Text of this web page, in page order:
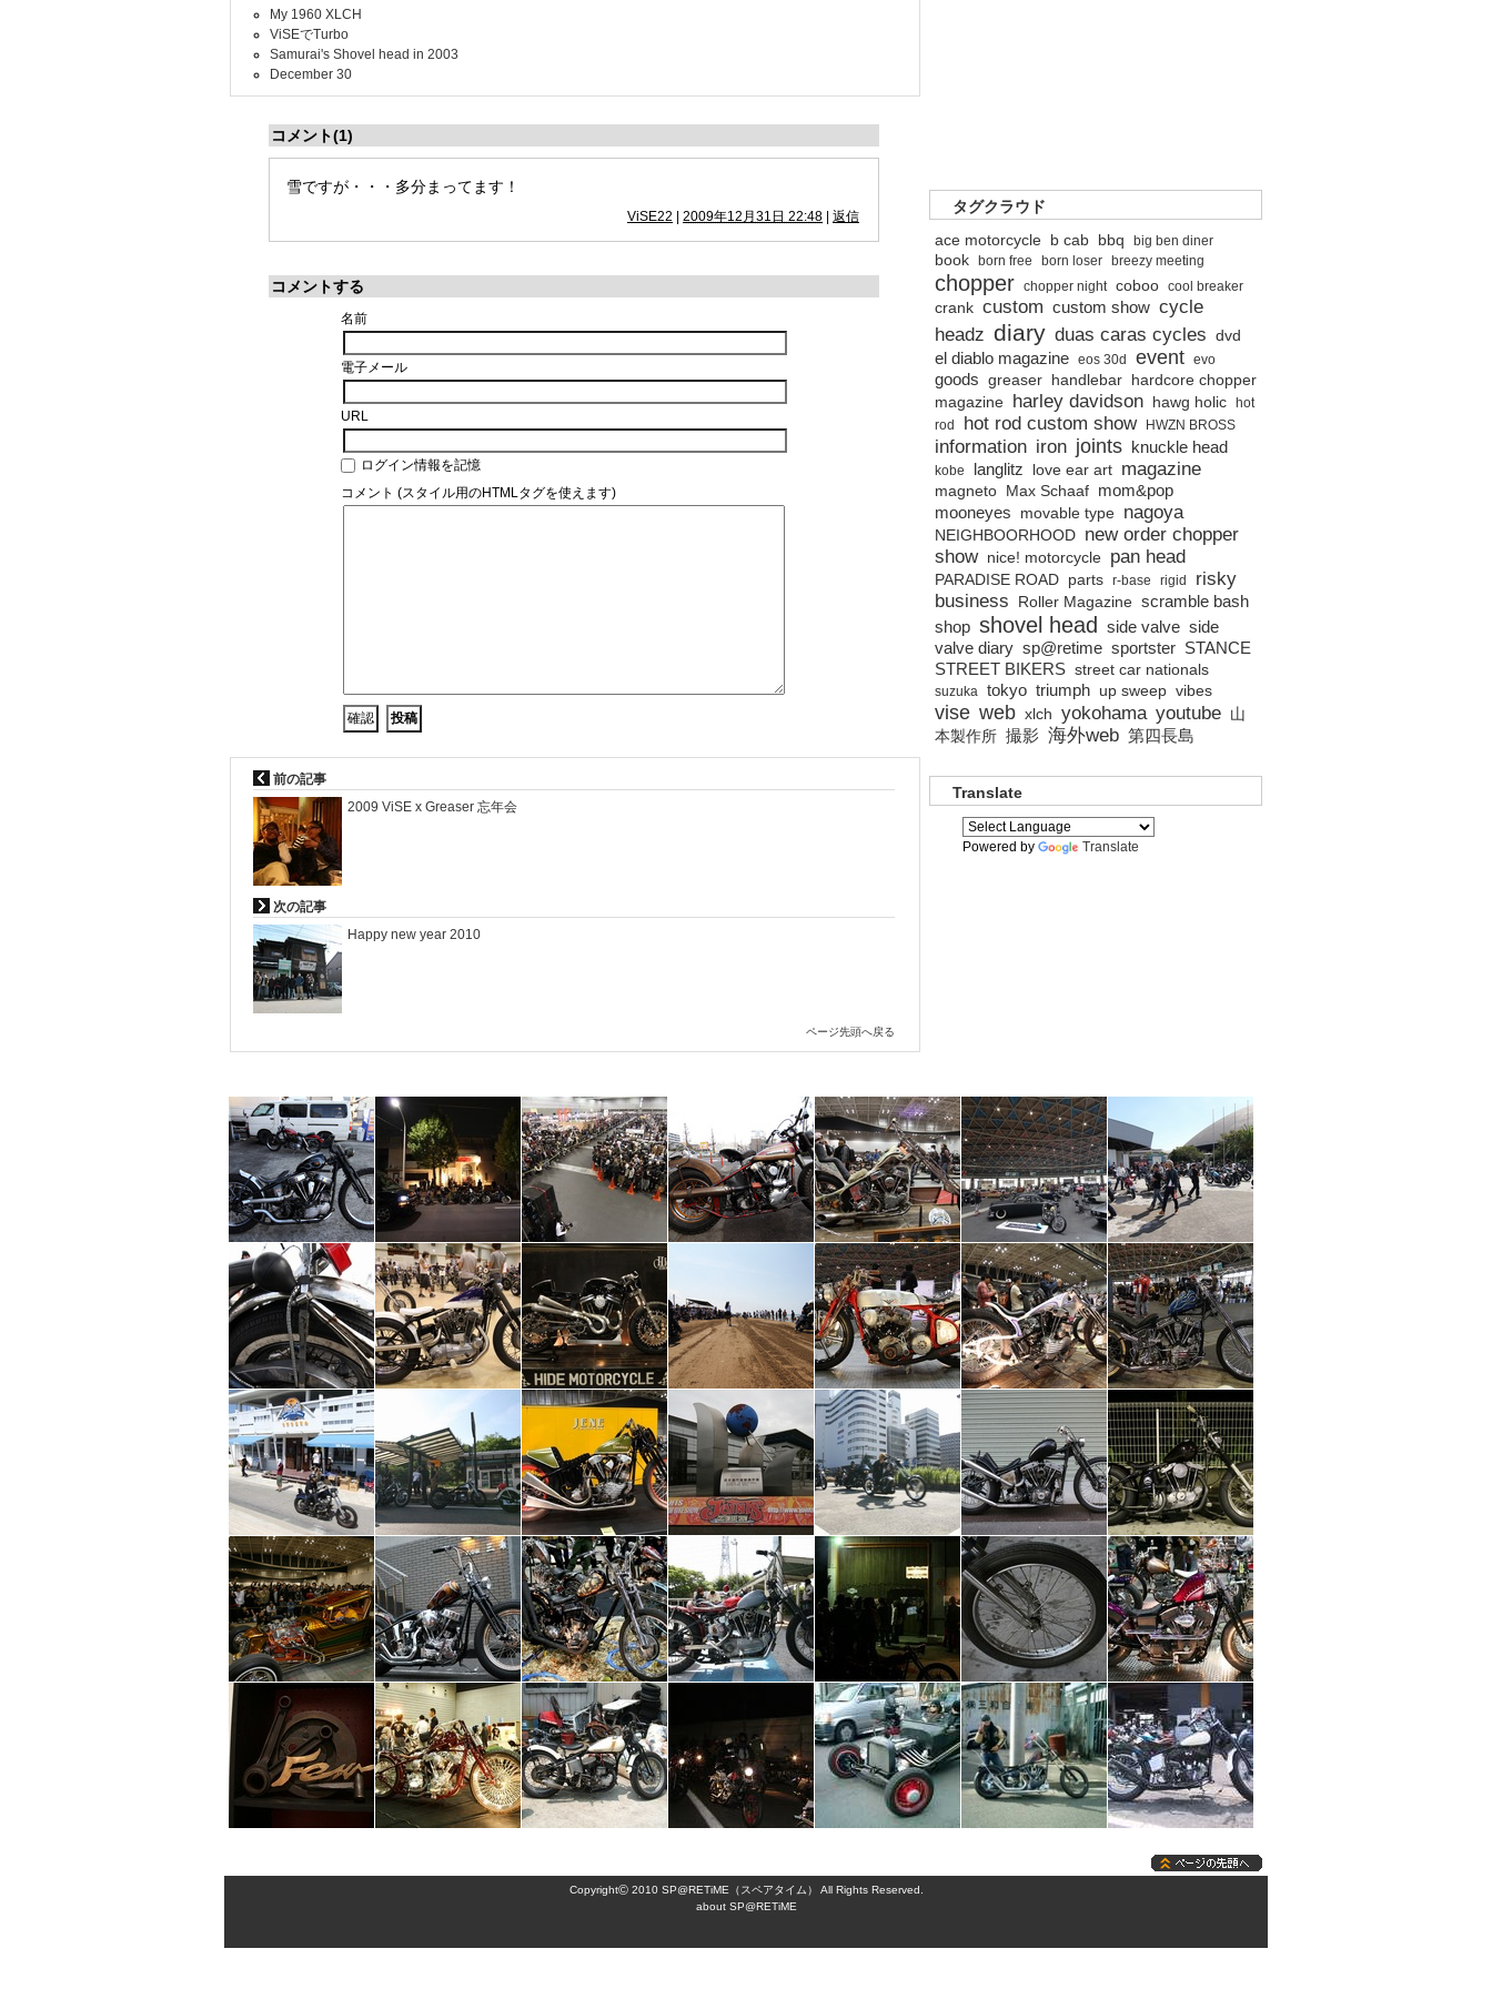
My 1960 XLCH
ViSEでTurbo
Samurai's Shovel head in 2003
December 30
コメント(1)
雪ですが・・・多分まってます！
ViSE22 | 2009年12月31日 22:48 | 返信
コメントする
名前
電子メール
URL
ログイン情報を記憶
コメント (スタイル用のHTMLタグを使えます)
前の記事
2009 ViSE x Greaser 忘年会
次の記事
Happy new year 2010
ページ先頭へ戻る
タグクラウド
ace motorcycle b cab bbq big ben diner
book born free born loser breezy meeting
chopper chopper night coboo cool breaker
crank custom custom show cycle
headz diary duas caras cycles dvd
el diablo magazine eos 30d event evo
goods greaser handlebar
hardcore chopper
magazine harley davidson hawg holic
hot
rod
hot rod custom show HWZN BROSS
information iron joints knuckle head
kobe langlitz love ear art magazine
magneto Max Schaaf mom&pop
mooneyes
movable type nagoya
NEIGHBOORHOOD new order chopper
show nice! motorcycle pan head
PARADISE ROAD parts r-base rigid
risky
business
Roller Magazine scramble bash
shop shovel head side valve side
valve diary sp@retime sportster STANCE
STREET BIKERS street car nationals
suzuka tokyo triumph up sweep vibes
vise web xlch yokohama youtube 山
本製作所 撮影 海外web 第四長島
Translate
Powered by Translate
Copyright©2010 SP@RETiME（スペアタイム） All Rights Reserved.
about SP@RETiME